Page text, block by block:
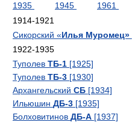
1935
1945
1961
1914-1921
Сикорский «Илья Муромец»
1922-1935
Туполев ТБ-1 [1925]
Туполев ТБ-3 [1930]
Архангельский СБ [1934]
Ильюшин ДБ-3 [1935]
Болховитинов ДБ-А [1937]